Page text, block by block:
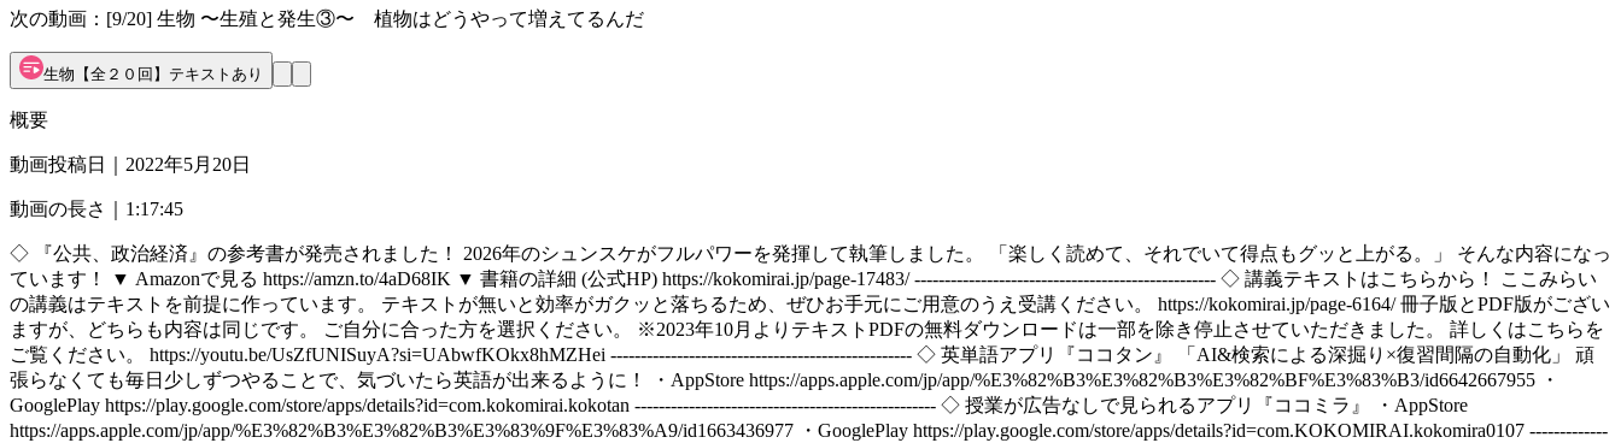
次の動画： [9/20] 生物 〜生殖と発生③〜 植物はどうやって増えてるんだ
生物【全２０回】テキストあり
概要
動画投稿日｜ 2022年5月20日
動画の長さ｜ 1:17:45
◇ 『公共、政治経済』の参考書が発売されました！ 2026年のシュンスケがフルパワーを発揮して執筆しました。 「楽しく読めて、それでいて得点もグッと上がる。」 そんな内容になっ
ています！ ▼ Amazonで見る https://amzn.to/4aD68IK ▼ 書籍の詳細 (公式HP) https://kokomirai.jp/page-17483/ -------------------------------------------------- ◇ 講義テキストはこちらから！ ここみらい
の講義はテキストを前提に作っています。 テキストが無いと効率がガクッと落ちるため、ぜひお手元にご用意のうえ受講ください。 https://kokomirai.jp/page-6164/ 冊子版とPDF版がござい
ますが、どちらも内容は同じです。 ご自分に合った方を選択ください。 ※2023年10月よりテキストPDFの無料ダウンロードは一部を除き停止させていただきました。 詳しくはこちらを
ご覧ください。 https://youtu.be/UsZfUNISuyA?si=UAbwfKOkx8hMZHei -------------------------------------------------- ◇ 英単語アプリ『ココタン』 「AI&検索による深掘り×復習間隔の自動化」 頑
張らなくても毎日少しずつやることで、気づいたら英語が出来るように！ ・AppStore https://apps.apple.com/jp/app/%E3%82%B3%E3%82%B3%E3%82%BF%E3%83%B3/id6642667955 ・
GooglePlay https://play.google.com/store/apps/details?id=com.kokomirai.kokotan -------------------------------------------------- ◇ 授業が広告なしで見られるアプリ『ココミラ』 ・AppStore
https://apps.apple.com/jp/app/%E3%82%B3%E3%82%B3%E3%83%9F%E3%83%A9/id1663436977 ・GooglePlay https://play.google.com/store/apps/details?id=com.KOKOMIRAI.kokomira0107 -------------